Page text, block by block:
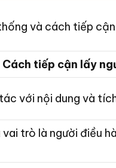
và cách tiếp
Cách tiếp cận lấy
với nội dung và
trò là người điều